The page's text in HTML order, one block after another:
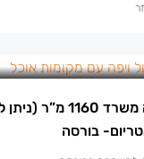
בורסה